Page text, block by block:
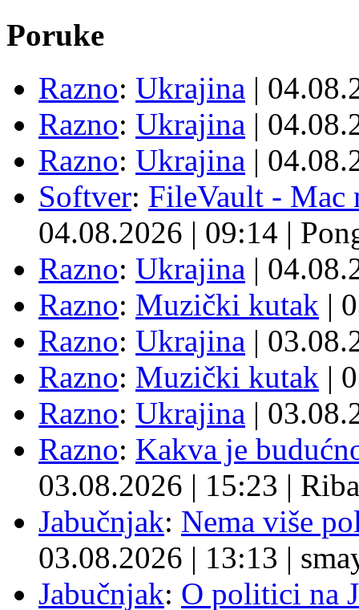
Poruke
Razno: Ukrajina |
Razno: Ukrajina |
Razno: Ukrajina |
Softver: FileVault - Mac
04.08.2026 | 09:14 |
Razno: Ukrajina |
Razno: Muzički kutak |
Razno: Ukrajina |
Razno: Muzički kutak |
Razno: Ukrajina |
Razno: Kakva je
03.08.2026 | 15:23 | Riba
Jabučnjak: Nema više
03.08.2026 | 13:13 |
Jabučnjak: O politici na